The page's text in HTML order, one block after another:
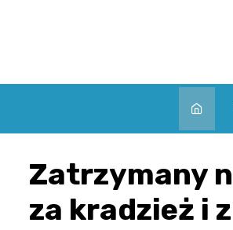
Zatrzymany
za kradzież i